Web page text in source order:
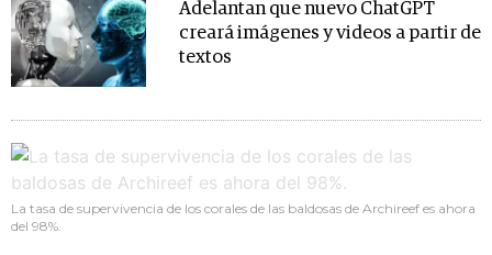
Adelantan que nuevo ChatGPT
creará imágenes y videos a partir de
textos
La tasa de supervivencia de los corales de las baldosas de Archireef es ahora
del 98%.